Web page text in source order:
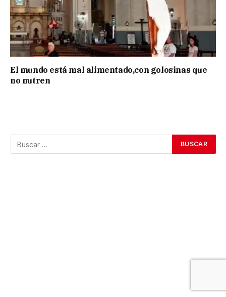
El mundo está mal alimentado,con golosinas que
no nutren